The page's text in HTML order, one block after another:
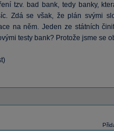
tzv. bad bank, tedy banky,
Zdá se však, že plán svými
na něm. Jeden ze státních
testy bank? Protože jsme se